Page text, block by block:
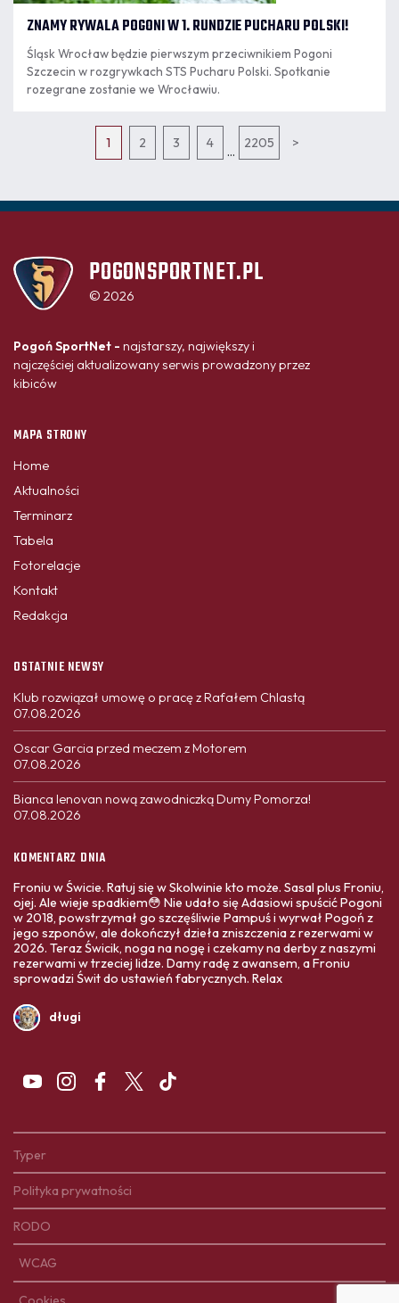
ZNAMY RYWALA POGONI W 1. RUNDZIE PUCHARU POLSKI!
Śląsk Wrocław będzie pierwszym przeciwnikiem Pogoni
Szczecin w rozgrywkach STS Pucharu Polski. Spotkanie
rozegrane zostanie we Wrocławiu.
1 2 3 4
...
2205 >
POGONSPORTNET.PL
© 2026
Pogoń SportNet - najstarszy, największy i
najczęściej aktualizowany serwis prowadzony przez
kibiców
MAPA STRONY
Home
Aktualności
Terminarz
Tabela
Fotorelacje
Kontakt
Redakcja
OSTATNIE NEWSY
Klub rozwiązał umowę o pracę z Rafałem Chlastą
07.08.2026
Oscar Garcia przed meczem z Motorem
07.08.2026
Bianca Ienovan nową zawodniczką Dumy Pomorza!
07.08.2026
KOMENTARZ DNIA
Froniu w Świcie. Ratuj się w Skolwinie kto może. Sasal plus Froniu,
ojej. Ale wieje spadkiem😳 Nie udało się Adasiowi spuścić Pogoni
w 2018, powstrzymał go szczęśliwie Pampuś i wyrwał Pogoń z
jego szponów, ale dokończył dzieła zniszczenia z rezerwami w
2026. Teraz Świcik, noga na nogę i czekamy na derby z naszymi
rezerwami w trzeciej lidze. Damy radę z awansem, a Froniu
sprowadzi Świt do ustawień fabrycznych. Relax
długi
Typer
Polityka prywatności
RODO
WCAG